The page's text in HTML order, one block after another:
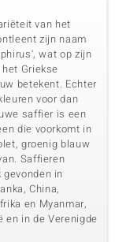
van het
zijn naam
wat op zijn
Griekse
betekent. Echter
voor dan
saffier is een
die voorkomt in
groenig blauw
Saffieren
in
China,
en Myanmar,
en in de Verenigde